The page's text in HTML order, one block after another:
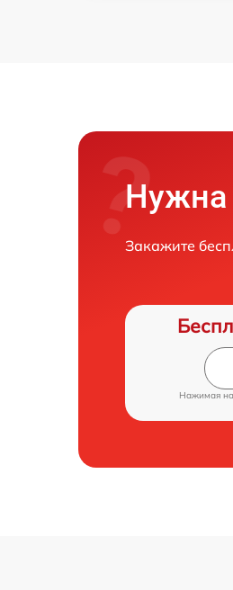
Нужна
Закажите
Нажимая на